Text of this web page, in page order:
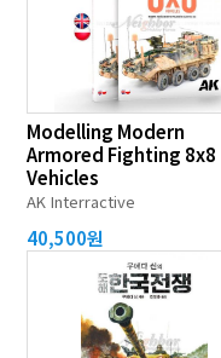
Modelling Modern
Armored Fighting 8x8
Vehicles
AK Interractive
40,500원